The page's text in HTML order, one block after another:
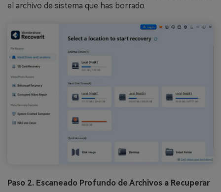
el archivo de sistema que has borrado.
Paso 2. Escaneado Profundo de Archivos a Recuperar